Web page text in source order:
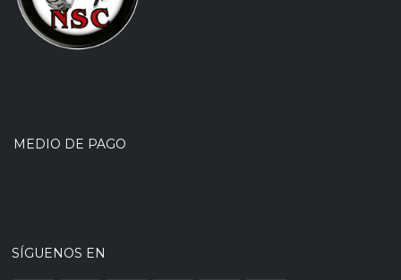
MEDIO DE PAGO
SÍGUENOS EN